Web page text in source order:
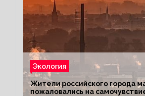
Экология
Жители российского города
пожаловались на